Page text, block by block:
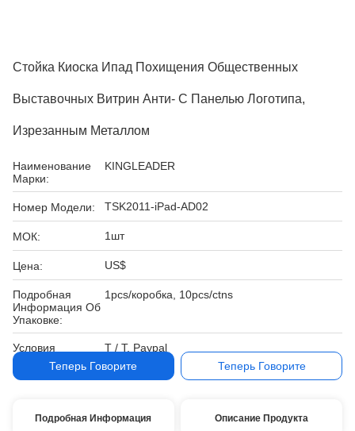
Стойка Киоска Ипад Похищения Общественных
Выставочных Витрин Анти- С Панелью Логотипа,
Изрезанным Металлом
Наименование
Марки:
KINGLEADER
Номер Модели: TSK2011-iPad-AD02
МОК: 1шт
Цена: US$
Подробная
Информация Об
Упаковке:
1pcs/коробка, 10pcs/ctns
Условия
Оплаты:
T / T, Paypal
Теперь Говорите
Теперь Говорите
Подробная Информация Описание Продукта